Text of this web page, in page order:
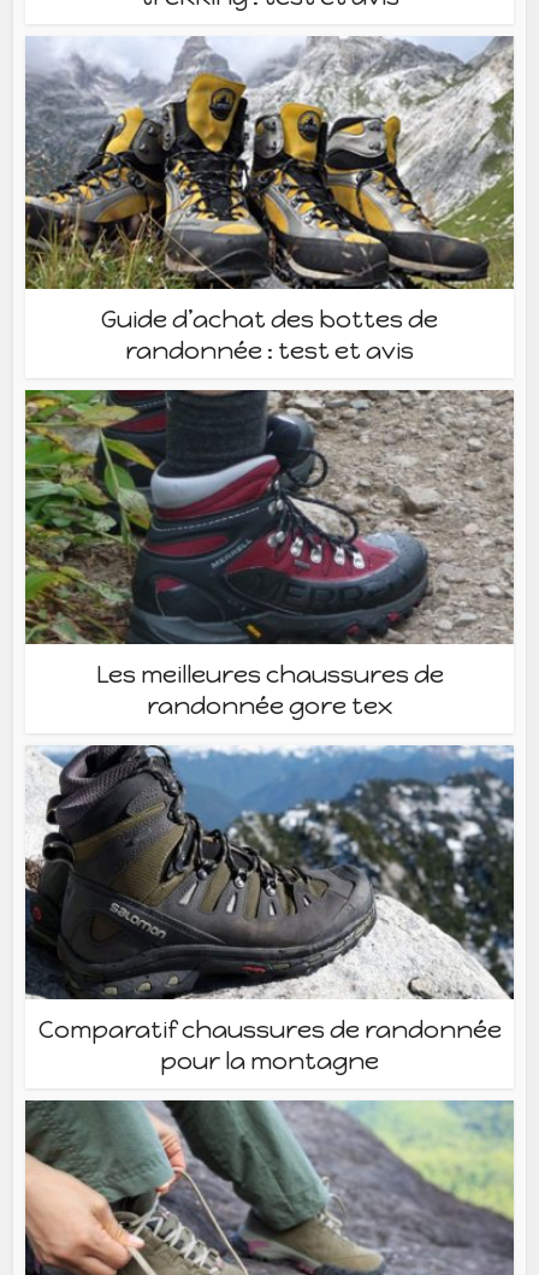
Guide d’achat des bottes de
randonnée : test et avis
Les meilleures chaussures de
randonnée gore tex
Comparatif chaussures de randonnée
pour la montagne